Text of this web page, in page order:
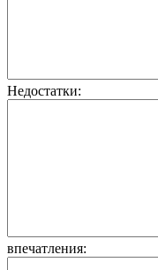
Недостатки:
впечатления: